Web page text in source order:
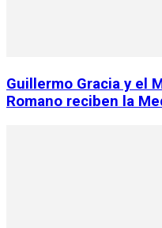
Guillermo Gracia y el
Romano reciben la